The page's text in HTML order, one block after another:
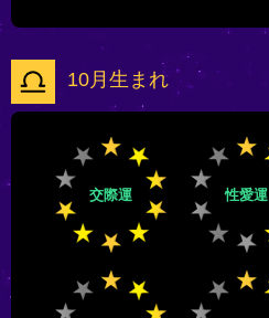
10月生まれ
交際運 性愛運